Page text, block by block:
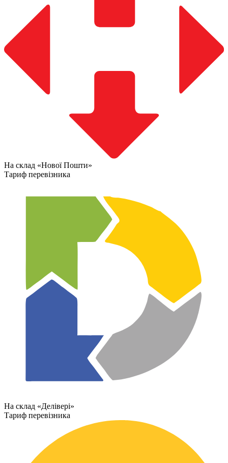
На склад «Нової Пошти»
Тариф перевізника
На склад «Делівері»
Тариф перевізника